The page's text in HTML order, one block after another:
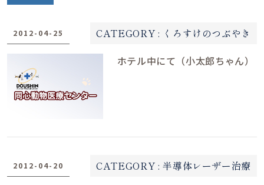
2012-04-25 CATEGORY : くろすけのつぶやき
ホテル中にて（小太郎ちゃん）
2012-04-20 CATEGORY :半導体レーザー治療